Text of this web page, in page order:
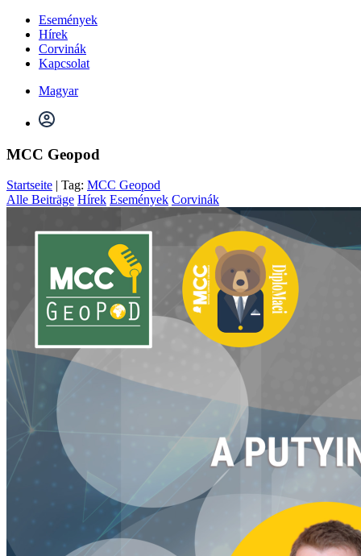
Események
Hírek
Corvinák
Kapcsolat
Magyar
MCC Geopod
Startseite | Tag: MCC Geopod
Alle Beiträge Hírek Események Corvinák